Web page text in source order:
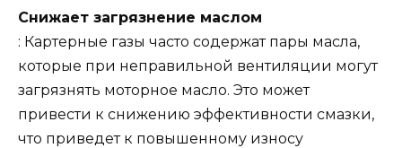
Снижает загрязнение маслом
: Картерные газы часто содержат пары масла,
которые при неправильной вентиляции могут
загрязнять моторное масло. Это может
привести к снижению эффективности смазки,
что приведет к повышенному износу